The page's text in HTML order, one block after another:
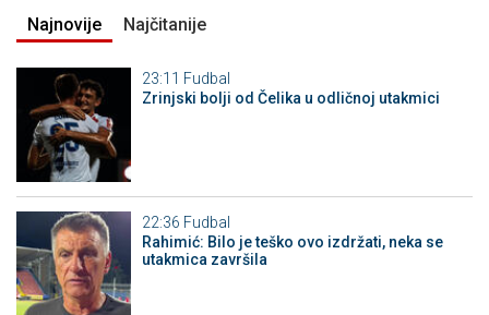
Najnovije Najčitanije
23:11 Fudbal
Zrinjski bolji od Čelika u odličnoj utakmici
22:36 Fudbal
Rahimić: Bilo je teško ovo izdržati, neka se
utakmica završila